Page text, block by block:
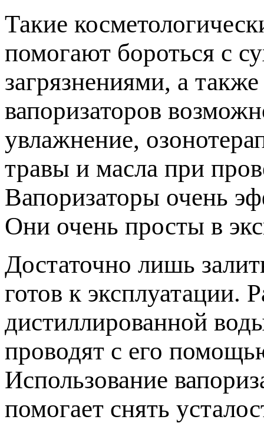
Такие
помогают бороться с
загрязнениями, а
вапоризаторов
увлажнение,
травы и масла при
Вапоризаторы очень
Они очень просты в
Достаточно лишь
готов к эксплуатации.
дистиллированной
проводят с его
Использование
помогает снять